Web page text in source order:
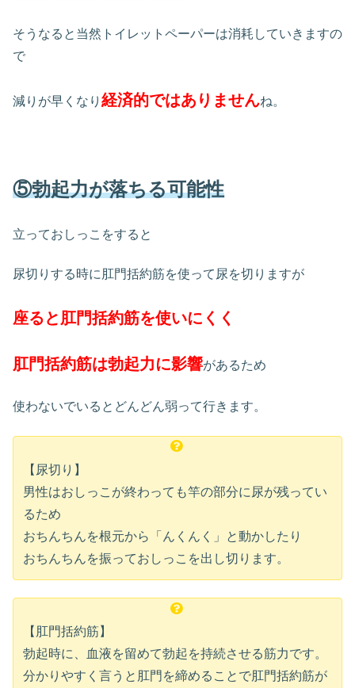
そうなると当然トイレットペーパーは消耗していきますの
で
減りが早くなり 経済的ではありませんね。
⑤勃起力が落ちる可能性
立っておしっこをすると
尿切りする時に肛門括約筋を使って尿を切りますが
座ると肛門括約筋を使いにくく
肛門括約筋は勃起力に影響があるため
使わないでいるとどんどん弱って行きます。
【尿切り】
男性はおしっこが終わっても竿の部分に尿が残ってい
るため
おちんちんを根元から「んくんく」と動かしたり
おちんちんを振っておしっこを出し切ります。
【肛門括約筋】
勃起時に、血液を留めて勃起を持続させる筋力です。
分かりやすく言うと肛門を締めることで肛門括約筋が